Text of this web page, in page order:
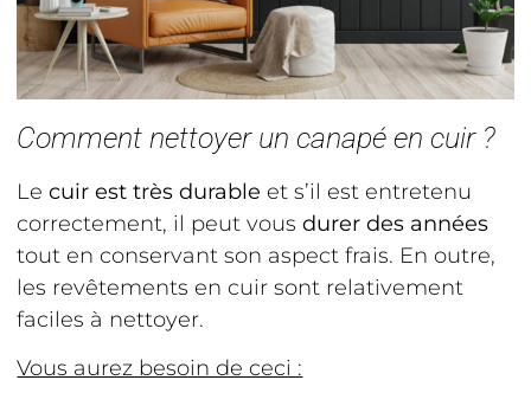
Comment nettoyer un canapé en cuir ?
Lecuir est très durable et s’il est entretenu
correctement, il peut vousdurer des années
tout en conservant son aspect frais. En outre,
les revêtements en cuir sont relativement
faciles à nettoyer.
Vous aurez besoin de ceci :